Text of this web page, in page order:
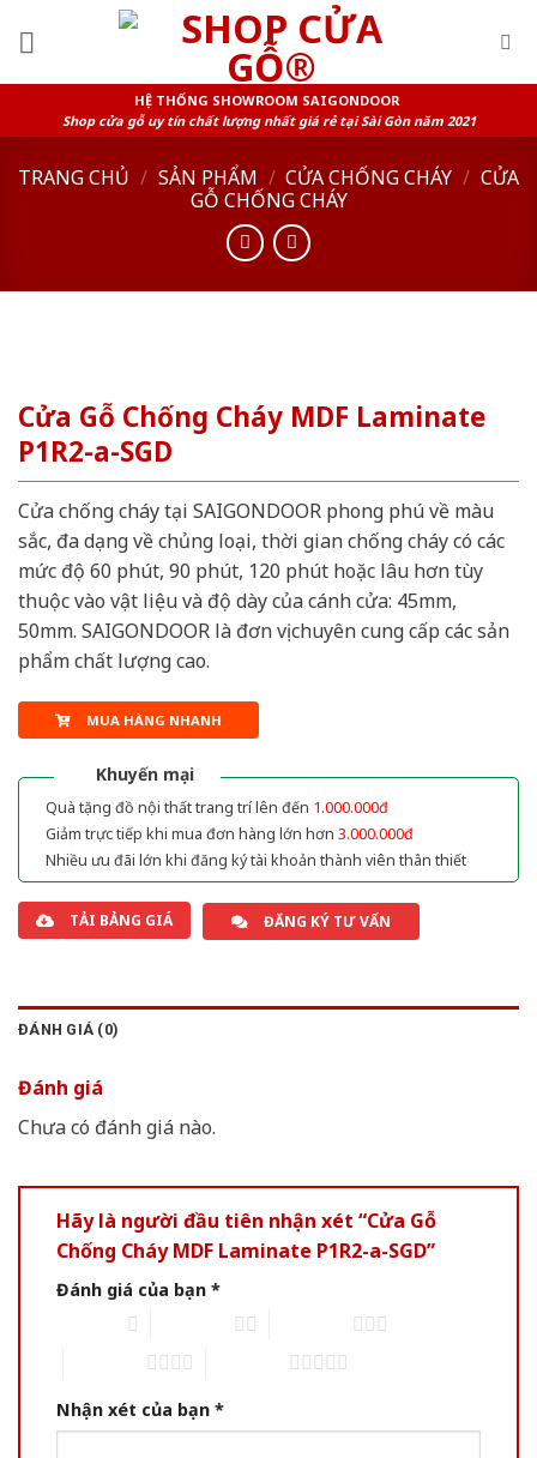
HỆ THỐNG SHOWROOM SAIGONDOOR
Shop cửa gỗ uy tín chất lượng nhất giá rẻ tại Sài Gòn năm 2021
TRANG CHỦ / SẢN PHẨM / CỬA CHỐNG CHÁY / CỬA
GỖ CHỐNG CHÁY
Cửa Gỗ Chống Cháy MDF Laminate
P1R2-a-SGD
Cửa chống cháy tại SAIGONDOOR phong phú về màu
sắc, đa dạng về chủng loại, thời gian chống cháy có các
mức độ 60 phút, 90 phút, 120 phút hoặc lâu hơn tùy
thuộc vào vật liệu và độ dày của cánh cửa: 45mm,
50mm. SAIGONDOOR là đơn vị chuyên cung cấp các sản
phẩm chất lượng cao.
MUA HÀNG NHANH
Khuyến mại
Quà tặng đồ nội thất trang trí lên đến 1.000.000đ
Giảm trực tiếp khi mua đơn hàng lớn hơn 3.000.000đ
Nhiều ưu đãi lớn khi đăng ký tài khoản thành viên thân thiết
TẢI BẢNG GIÁ ĐĂNG KÝ TƯ VẤN
ĐÁNH GIÁ (0)
Đánh giá
Chưa có đánh giá nào.
Hãy là người đầu tiên nhận xét “Cửa Gỗ
Chống Cháy MDF Laminate P1R2-a-SGD”
Đánh giá của bạn *
Nhận xét của bạn *